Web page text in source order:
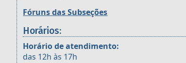
Fóruns das Subseções
Horários:
Horário de atendimento:
das 12h às 17h